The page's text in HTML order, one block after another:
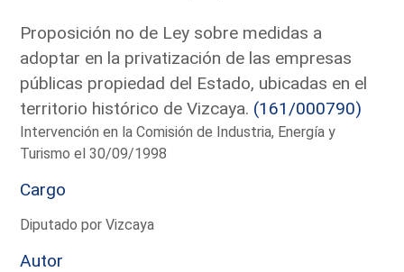
Proposición no de Ley sobre medidas a
adoptar en la privatización de las empresas
públicas propiedad del Estado, ubicadas en el
territorio histórico de Vizcaya. (161/000790)
Intervención en la Comisión de Industria, Energía y
Turismo el 30/09/1998
Cargo
Diputado por Vizcaya
Autor